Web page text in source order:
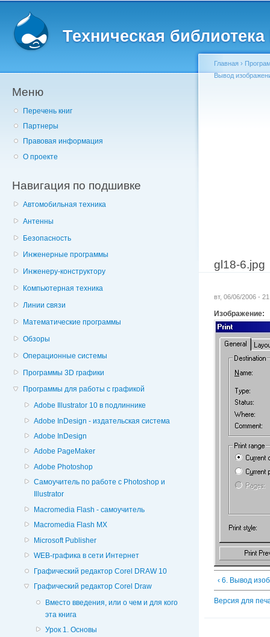
Техническая
Меню
Перечень книг
Партнеры
Правовая информация
О проекте
Навигация по подшивке
Автомобильная техника
Антенны
Безопасность
Инженерные программы
Инженеру-конструктору
Компьютерная техника
Линии связи
Математические программы
Обзоры
Операционные системы
Программы 3D графики
Программы для работы с графикой
Adobe Illustrator 10 в подлиннике
Adobe InDesign - издательская система
Adobe InDesign
Adobe PageMaker
Adobe Photoshop
Cамоучитель по работе с Photoshop и
Illustrator
Macromedia Flash - самоучитель
Macromedia Flash MX
Microsoft Publisher
WEB-графика в сети Интернет
Графический редактор Corel DRAW 10
Графический редактор Corel Draw
Вместо введения, или о чем и для кого
эта книга
Урок 1. Основы
Главная ›
Вывод
gl18-6.jpg
вт, 06/06/2006 -
Изображение:
‹ 6. Вывод
Версия для